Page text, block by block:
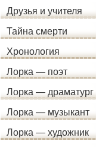
Друзья и учителя
Тайна смерти
Хронология
Лорка — поэт
Лорка — драматург
Лорка — музыкант
Лорка — художник